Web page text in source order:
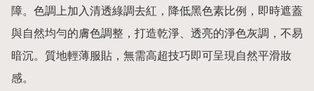
障。色調上加入清透綠調去紅，降低黑色素比例，即時遮蓋
與自然均勻的膚色調整，打造乾淨、透亮的淨色灰調，不易
暗沉。質地輕薄服貼，無需高超技巧即可呈現自然平滑妝
感。